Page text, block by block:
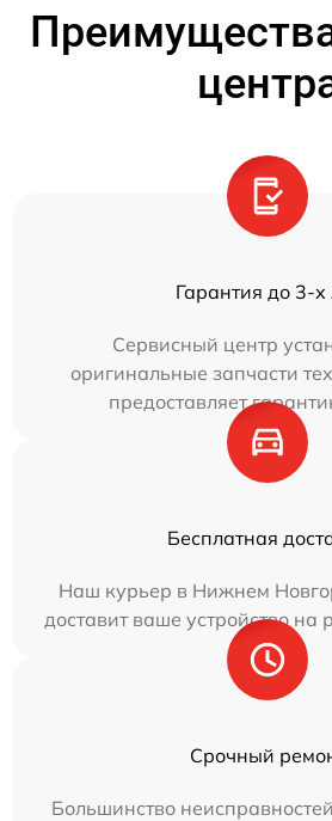
Гарантия до 3-х
Сервисный центр
оригинальные запчасти
предоставляет
Бесплатная
Наш курьер в Нижнем
доставит ваше устройство на
Срочный
Большинство